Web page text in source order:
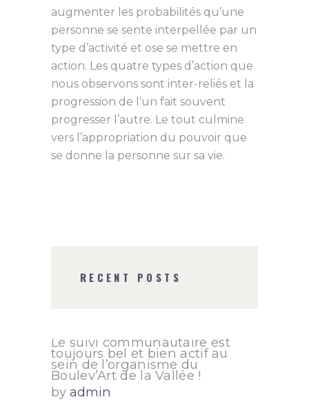
augmenter les probabilités qu’une
personne se sente interpellée par un
type d’activité et ose se mettre en
action. Les quatre types d’action que
nous observons sont inter-reliés et la
progression de l’un fait souvent
progresser l’autre. Le tout culmine
vers l’appropriation du pouvoir que
se donne la personne sur sa vie.
RECENT POSTS
Le suivi communautaire est
toujours bel et bien actif au
sein de l’organisme du
Boulev’Art de la Vallée !
by admin